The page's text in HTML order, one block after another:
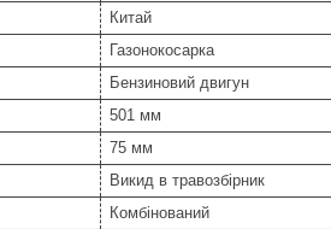
Китай
Газонокосарка
Бензиновий двигун
501 мм
75 мм
Викид в травозбірник
Комбінований